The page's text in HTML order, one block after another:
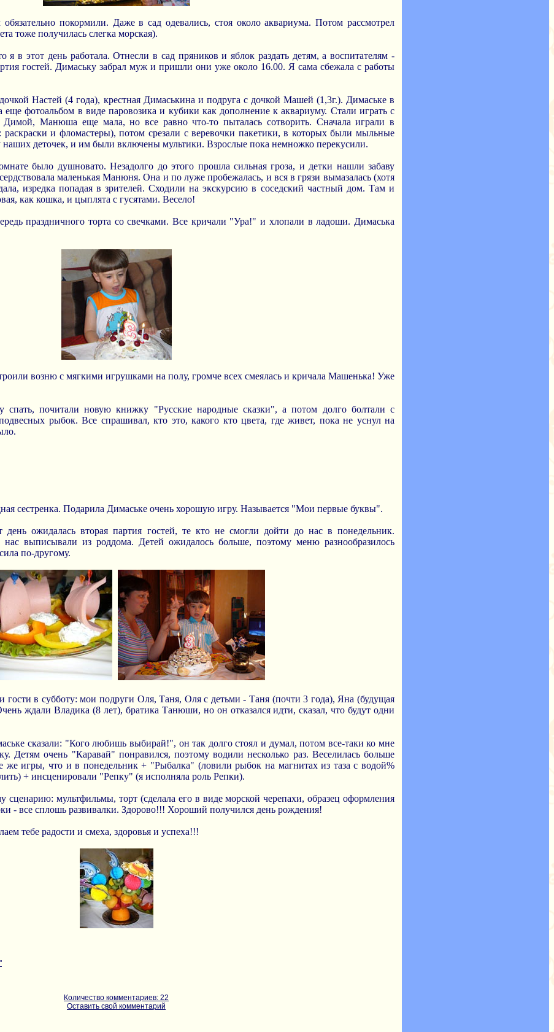
покормили. Даже в сад одевались, стоя около аквариума. Потом рассмотрел
тоже получилась слегка морская).
в этот день работала. Отнесли в сад пряников и яблок раздать детям, а воспитателям -
гостей. Димаську забрал муж и пришли они уже около 16.00. Я сама сбежала с работы
Настей (4 года), крестная Димаськина и подруга с дочкой Машей (1,3г.). Димаське в
фотоальбом в виде паровозика и кубики как дополнение к аквариуму. Стали играть с
Манюша еще мала, но все равно что-то пыталась сотворить. Сначала играли в
и фломастеры), потом срезали с веревочки пакетики, в которых были мыльные
деточек, и им были включены мультики. Взрослые пока немножко перекусили.
было душновато. Незадолго до этого прошла сильная гроза, и детки нашли забаву
маленькая Манюня. Она и по луже пробежалась, и вся в грязи вымазалась (хотя
изредка попадая в зрителей. Сходили на экскурсию в соседский частный дом. Там и
как кошка, и цыплята с гусятами. Весело!
праздничного торта со свечками. Все кричали "Ура!" и хлопали в ладоши. Димаська
возню с мягкими игрушками на полу, громче всех смеялась и кричала Машенька! Уже
спать, почитали новую книжку "Русские народные сказки", а потом долго болтали с
рыбок. Все спрашивал, кто это, какого кто цвета, где живет, пока не уснул на
сестренка. Подарила Димаське очень хорошую игру. Называется "Мои первые буквы".
ожидалась вторая партия гостей, те кто не смогли дойти до нас в понедельник.
выписывали из роддома. Детей ожидалось больше, поэтому меню разнообразилось
по-другому.
гости в субботу: мои подруги Оля, Таня, Оля с детьми - Таня (почти 3 года), Яна (будущая
ждали Владика (8 лет), братика Танюши, но он отказался идти, сказал, что будут одни
сказали: "Кого любишь выбирай!", он так долго стоял и думал, потом все-таки ко мне
Детям очень "Каравай" понравился, поэтому водили несколько раз. Веселилась больше
же игры, что и в понедельник + "Рыбалка" (ловили рыбок на магнитах из таза с водой%
+ инсценировали "Репку" (я исполняла роль Репки).
сценарию: мультфильмы, торт (сделала его в виде морской черепахи, образец оформления
- все сплошь развивалки. Здорово!!! Хороший получился день рождения!
тебе радости и смеха, здоровья и успеха!!!
Количество комментариев: 22
Оставить свой комментарий